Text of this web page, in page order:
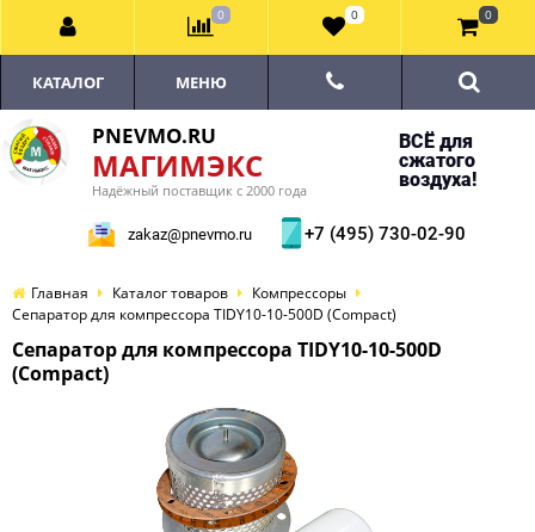
PNEVMO.RU
МАГИМЭКС
Надёжный поставщик с 2000 года
ВСЁ для
сжатого
воздуха!
zakaz@pnevmo.ru +7 (495) 730-02-90
КАТАЛОГ МЕНЮ
Главная Каталог товаров
Компрессоры
Сепаратор для компрессора TIDY10-10-500D (Compact)
Сепаратор для компрессора TIDY10-10-500D
(Compact)
0 0 0